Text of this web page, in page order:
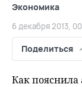
Экономика
6 декабря 2013,
Поделиться
Как пояснила